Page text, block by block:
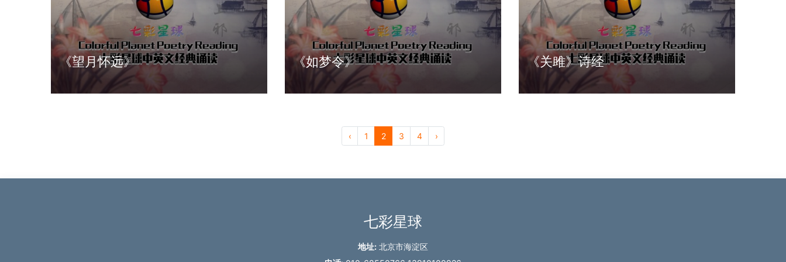
《望月怀远》 《如梦令》 《关雎》诗经
‹ 1 2 3 4 ›
七彩星球
地址: 北京市海淀区